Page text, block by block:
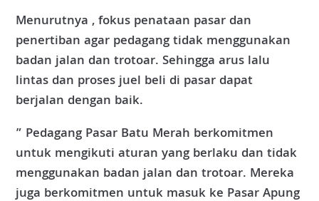
Menurutnya , fokus penataan pasar dan
penertiban agar pedagang tidak menggunakan
badan jalan dan trotoar. Sehingga arus lalu
lintas dan proses juel beli di pasar dapat
berjalan dengan baik.
” Pedagang Pasar Batu Merah berkomitmen
untuk mengikuti aturan yang berlaku dan tidak
menggunakan badan jalan dan trotoar. Mereka
juga berkomitmen untuk masuk ke Pasar Apung